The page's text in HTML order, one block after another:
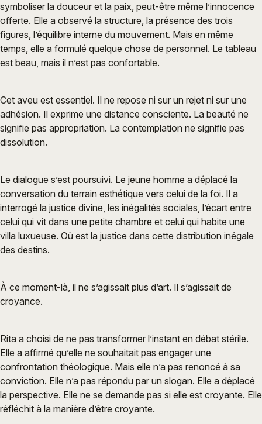
symboliser la douceur et la paix, peut-être même l’innocence
offerte. Elle a observé la structure, la présence des trois
figures, l’équilibre interne du mouvement. Mais en même
temps, elle a formulé quelque chose de personnel. Le tableau
est beau, mais il n’est pas confortable.
Cet aveu est essentiel. Il ne repose ni sur un rejet ni sur une
adhésion. Il exprime une distance consciente. La beauté ne
signifie pas appropriation. La contemplation ne signifie pas
dissolution.
Le dialogue s’est poursuivi. Le jeune homme a déplacé la
conversation du terrain esthétique vers celui de la foi. Il a
interrogé la justice divine, les inégalités sociales, l’écart entre
celui qui vit dans une petite chambre et celui qui habite une
villa luxueuse. Où est la justice dans cette distribution inégale
des destins.
À ce moment-là, il ne s’agissait plus d’art. Il s’agissait de
croyance.
Rita a choisi de ne pas transformer l’instant en débat stérile.
Elle a affirmé qu’elle ne souhaitait pas engager une
confrontation théologique. Mais elle n’a pas renoncé à sa
conviction. Elle n’a pas répondu par un slogan. Elle a déplacé
la perspective. Elle ne se demande pas si elle est croyante. Elle
réfléchit à la manière d’être croyante.